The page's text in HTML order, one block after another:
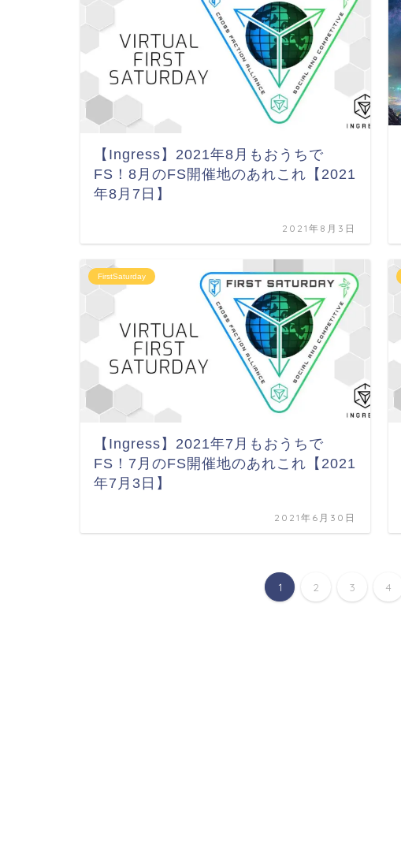
【Ingress】2021年8月もおうちで
FS！8月のFS開催地のあれこれ【2021
年8月7日】
2021年8月3日
FirstSaturday
【Ingress】2021年7月もおうちで
FS！7月のFS開催地のあれこれ【2021
年7月3日】
2021年6月30日
1 2 3 4